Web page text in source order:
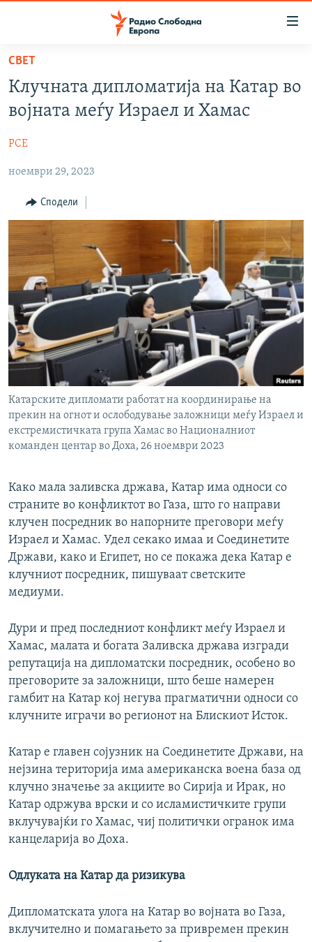
Оди
содржината
Оди
главната
Премини
СВЕТ
ВИЗУЕЛНО
ВЕСТИ
ШТО ТРЕБА ДА ЗНАЕТЕ
ПРИЈАВИ СЕ ЗА ЊУЗЛЕТЕР
ПОДКАСТ ЗОШТО?
СЛЕДЕТЕ НЕ
РСЕ веб страници
СВЕТ
Клучната дипломатија на Катар во
војната меѓу Израел и Хамас
РСЕ
ноември 29, 2023
Сподели
Катарските дипломати работат на координирање на
прекин на огнот и ослободување заложници меѓу Израел и
екстремистичката група Хамас во Националниот
команден центар во Доха, 26 ноември 2023
Како мала заливска држава, Катар има односи со
страните во конфликтот во Газа, што го направи
клучен посредник во напорните преговори меѓу
Израел и Хамас. Удел секако имаа и Сoединетите
Држави, како и Египет, но се покажа дека Катар е
клучниот посредник, пишуваат светските
медиуми.
Дури и пред последниот конфликт меѓу Израел и
Хамас, малата и богата Заливска држава изгради
репутација на дипломатски посредник, особено во
преговорите за заложници, што беше намерен
гамбит на Катар кој негува прагматични односи со
клучните играчи во регионот на Блискиот Исток.
Катар е главен сојузник на Соединетите Држави, на
нејзина територија има американска воена база од
клучно значење за акциите во Сирија и Ирак, но
Катар одржува врски и со исламистичките групи
вклучувајќи го Хамас, чиј политички огранок има
канцеларија во Доха.
Одлуката на Катар да ризикува
Дипломатската улога на Катар во војната во Газа,
вклучително и помагањето за привремен прекин